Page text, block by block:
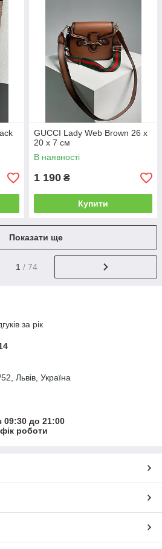
GUCCI Lady Web Brown 26 х
20 х 7 см
В наявності
1 190 ₴
Купити
Показати ще
1 / 74
за рік
Львів, Україна
09:30 до 21:00
роботи